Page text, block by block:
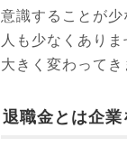
意識することが
人も少なくあり
大きく変わって
退職金とは企